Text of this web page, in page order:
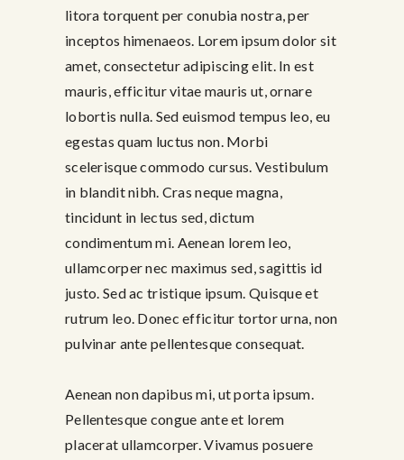
litora torquent per conubia nostra, per
inceptos himenaeos. Lorem ipsum dolor sit
amet, consectetur adipiscing elit. In est
mauris, efficitur vitae mauris ut, ornare
lobortis nulla. Sed euismod tempus leo, eu
egestas quam luctus non. Morbi
scelerisque commodo cursus. Vestibulum
in blandit nibh. Cras neque magna,
tincidunt in lectus sed, dictum
condimentum mi. Aenean lorem leo,
ullamcorper nec maximus sed, sagittis id
justo. Sed ac tristique ipsum. Quisque et
rutrum leo. Donec efficitur tortor urna, non
pulvinar ante pellentesque consequat.
Aenean non dapibus mi, ut porta ipsum.
Pellentesque congue ante et lorem
placerat ullamcorper. Vivamus posuere